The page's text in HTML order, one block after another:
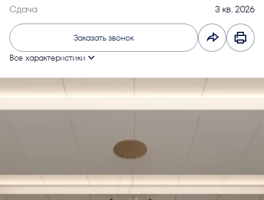
Сдача 3 кв. 2026
Заказать звонок
Все характеристики